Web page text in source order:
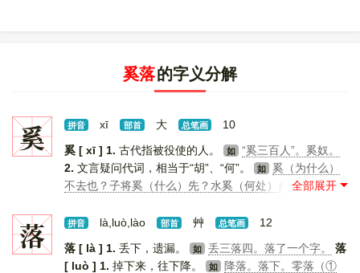
奚落的字义分解
奚 拼音 xī 部首 大 总笔画
10
奚 [ xī ] 1. 古代指被役使的人。 如
“奚三百人”。奚奴。
2. 文言疑问代词，相当于“胡”、“何”。 如
奚（为什么）
不去也？子将奚（什么）先？水奚（何处）自至？ 3.
落 拼音 là,luò,lào 部首 艸 总笔画
12
落 [ là ] 1. 丢下，遗漏。 如 丢三落四。落了一个字。
落
[ luò ] 1. 掉下来，往下降。 如
降落。落下。零落（①